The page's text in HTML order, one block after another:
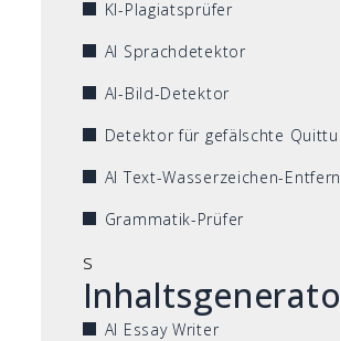
KI-Plagiatsprüfer
AI Sprachdetektor
AI-Bild-Detektor
Detektor für gefälschte
AI Text-Wasserzeichen-
Grammatik-Prüfer
s
AI Essay Writer